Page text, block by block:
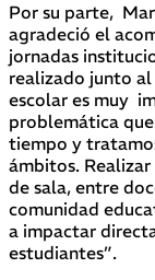
Por su parte,
agradeció el
jornadas
realizado junto
escolar es muy
problemática
tiempo y
ámbitos.
de sala, entre
comunidad
a impactar
estudiantes”.